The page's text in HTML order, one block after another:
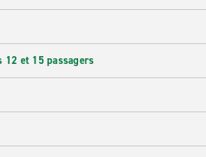
12 et 15 passagers